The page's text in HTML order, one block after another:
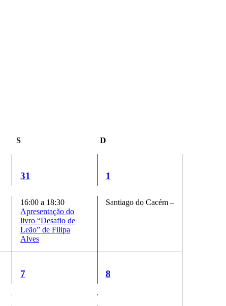
SSábado D
2
31
16:00a 18:30
Apresentação do
livro “Desafio de
Leão” de Filipa
Alves
2
1
Santiago do Cacém – Município em
3
7
2
8